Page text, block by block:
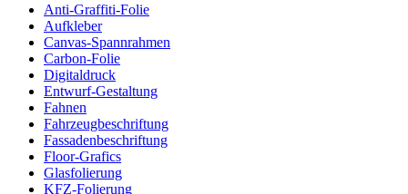
Anti-Graffiti-Folie
Aufkleber
Canvas-Spannrahmen
Carbon-Folie
Digitaldruck
Entwurf-Gestaltung
Fahnen
Fahrzeugbeschriftung
Fassadenbeschriftung
Floor-Grafics
Glasfolierung
KFZ-Folierung